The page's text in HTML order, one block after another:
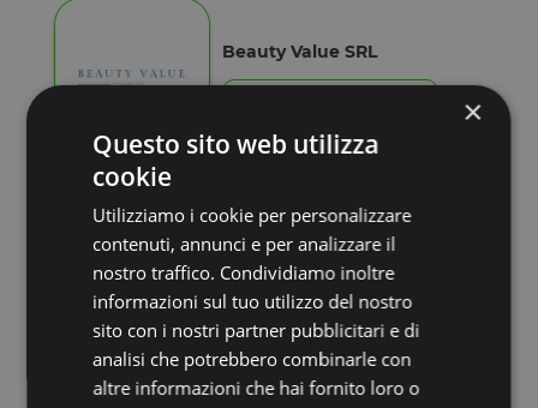
Beauty Value SRL
Biodiapers SRL
SCOPRI L'AZIENDA
×
Questo sito web utilizza
cookie
Utilizziamo i cookie per personalizzare
contenuti, annunci e per analizzare il
nostro traffico. Condividiamo inoltre
informazioni sul tuo utilizzo del nostro
sito con i nostri partner pubblicitari e di
analisi che potrebbero combinarle con
altre informazioni che hai fornito loro o